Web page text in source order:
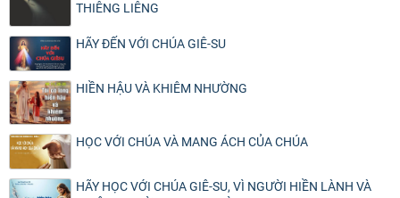
THIÊNG LIÊNG
HÃY ĐẾN VỚI CHÚA GIÊ-SU
HIỀN HẬU VÀ KHIÊM NHƯỜNG
HỌC VỚI CHÚA VÀ MANG ÁCH CỦA CHÚA
HÃY HỌC VỚI CHÚA GIÊ-SU, VÌ NGƯỜI HIỀN LÀNH VÀ